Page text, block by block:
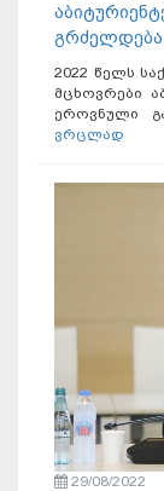
გრძელდება
2022 წელს
მცხოვრები
ეროვნული
ვრცლად
29/08/2022